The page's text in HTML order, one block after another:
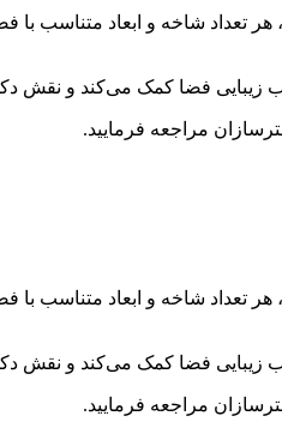
تعداد شاخه و ابعاد متناسب با
زیبایی فضا کمک می‌کند و نقش
مراجعه فرمایید.
تعداد شاخه و ابعاد متناسب با
زیبایی فضا کمک می‌کند و نقش
مراجعه فرمایید.